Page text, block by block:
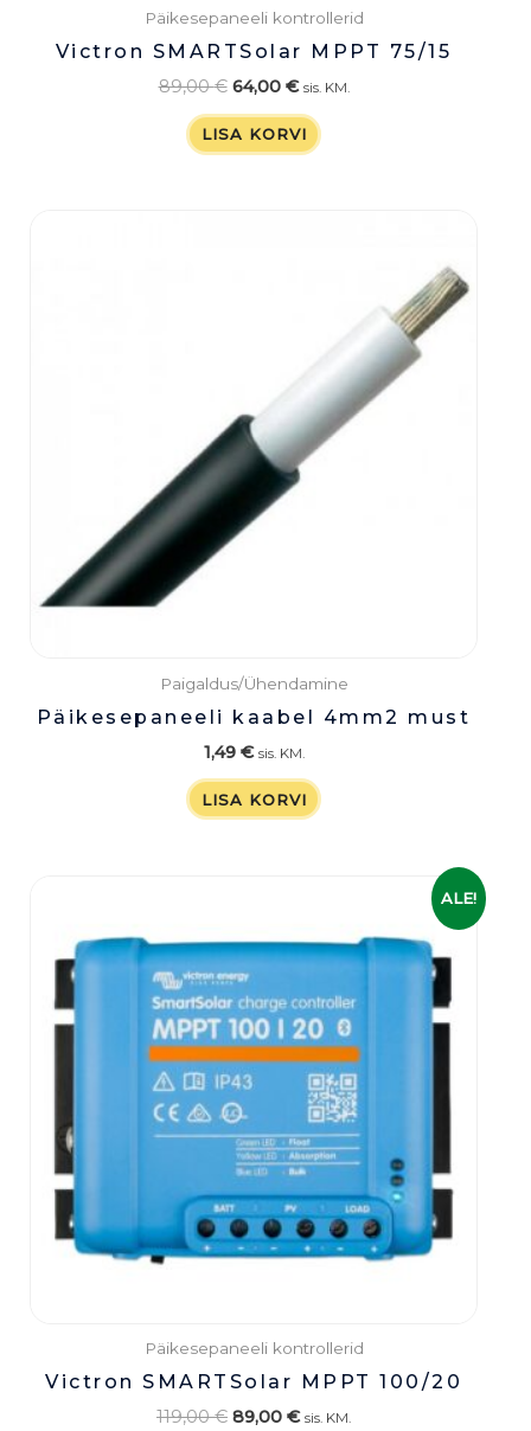
Päikesepaneeli kontrollerid
Victron SMARTSolar MPPT 75/15
89,00€ 64,00 € sis. KM.
LISA KORVI
Paigaldus/Ühendamine
Päikesepaneeli kaabel 4mm2 must
1,49 € sis. KM.
LISA KORVI
ALE!
Päikesepaneeli kontrollerid
Victron SMARTSolar MPPT 100/20
119,00€
119,00 €.
89,00 €
89,00 €.
sis. KM.